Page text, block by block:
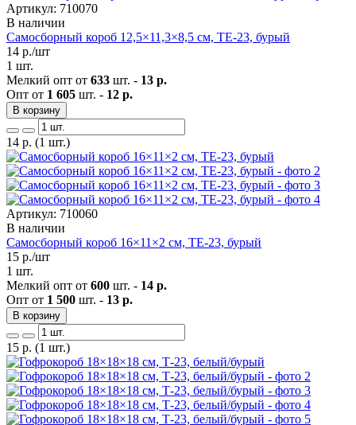
Артикул: 710070
В наличии
Самосборный короб 12,5×11,3×8,5 см, ТЕ-23, бурый
14 р./шт
1 шт.
Мелкий опт от 633 шт. - 13 р.
Опт от 1 605 шт. - 12 р.
В корзину
14 р. (1 шт.)
Артикул: 710060
В наличии
Самосборный короб 16×11×2 см, ТЕ-23, бурый
15 р./шт
1 шт.
Мелкий опт от 600 шт. - 14 р.
Опт от 1 500 шт. - 13 р.
В корзину
15 р. (1 шт.)